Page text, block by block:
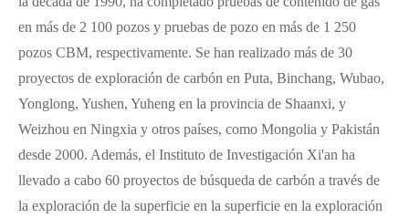
en más de 2 100 pozos y pruebas de pozo en más de 1 250
pozos CBM, respectivamente. Se han realizado más de 30
proyectos de exploración de carbón en Puta, Binchang, Wubao,
Yonglong, Yushen, Yuheng en la provincia de Shaanxi, y
Weizhou en Ningxia y otros países, como Mongolia y Pakistán
desde 2000. Además, el Instituto de Investigación Xi'an ha
llevado a cabo 60 proyectos de búsqueda de carbón a través de
la exploración de la superficie en la superficie en la exploración